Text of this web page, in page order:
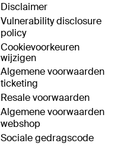
Disclaimer
Vulnerability disclosure
policy
Cookievoorkeuren
wijzigen
Algemene voorwaarden
ticketing
Resale voorwaarden
Algemene voorwaarden
webshop
Sociale gedragscode